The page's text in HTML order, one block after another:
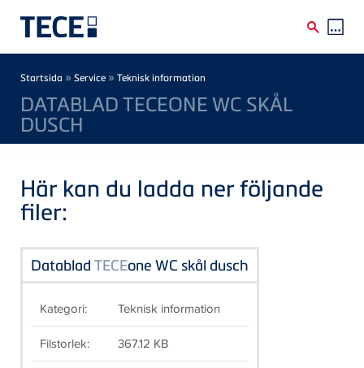
Breadcrumb
Startsida » Service » Teknisk information
DATABLAD TECEONE WC SKÅL
DUSCH
Här kan du ladda ner följande
filer:
Datablad TECEone WC skål dusch
Kategori: Teknisk information
Filstorlek: 367.12 KB